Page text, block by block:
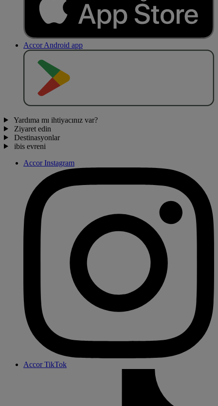
Accor Android app
Yardıma mı ihtiyacınız var?
Ziyaret edin
Destinasyonlar
ibis evreni
Accor Instagram
Accor TikTok